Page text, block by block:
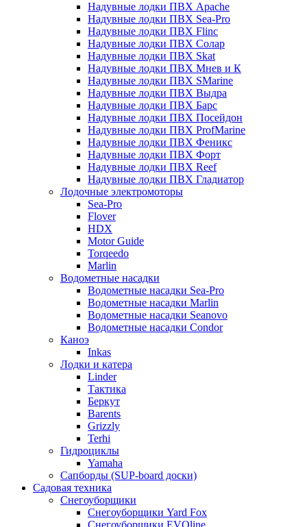
Надувные лодки ПВХ Apache
Надувные лодки ПВХ Sea-Pro
Надувные лодки ПВХ Flinc
Надувные лодки ПВХ Солар
Надувные лодки ПВХ Skat
Надувные лодки ПВХ Мнев и К
Надувные лодки ПВХ SMarine
Надувные лодки ПВХ Выдра
Надувные лодки ПВХ Барс
Надувные лодки ПВХ Посейдон
Надувные лодки ПВХ ProfMarine
Надувные лодки ПВХ Феникс
Надувные лодки ПВХ Форт
Надувные лодки ПВХ Reef
Надувные лодки ПВХ Гладиатор
Лодочные электромоторы
Sea-Pro
Flover
HDX
Motor Guide
Torqeedo
Marlin
Водометные насадки
Водометные насадки Sea-Pro
Водометные насадки Marlin
Водометные насадки Seanovo
Водометные насадки Condor
Каноэ
Inkas
Лодки и катера
Linder
Тактика
Беркут
Barents
Grizzly
Terhi
Гидроциклы
Yamaha
Сапборды (SUP-board доски)
Садовая техника
Снегоуборщики
Снегоуборщики Yard Fox
Снегоуборщики EVOline